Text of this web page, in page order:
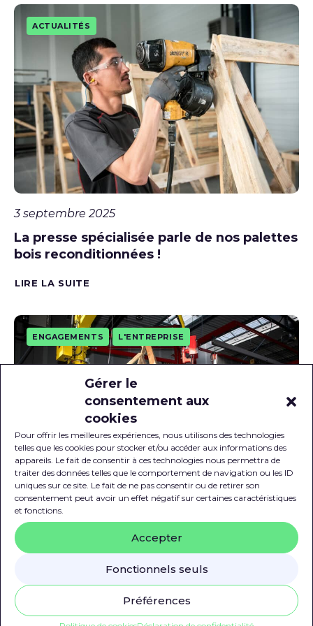
Gérer le
consentement aux
cookies
Pour offrir les meilleures expériences, nous utilisons des technologies
telles que les cookies pour stocker et/ou accéder aux informations des
appareils. Le fait de consentir à ces technologies nous permettra de
traiter des données telles que le comportement de navigation ou les ID
uniques sur ce site. Le fait de ne pas consentir ou de retirer son
consentement peut avoir un effet négatif sur certaines caractéristiques
et fonctions.
Accepter
Fonctionnels seuls
Préférences
ACTUALITÉS
3 septembre 2025
La presse spécialisée parle de nos palettes
bois reconditionnées !
LIRE LA SUITE
ENGAGEMENTS L'ENTREPRISE
7 février 2025
Aux Ateliers du Bocage, l’innovation est au
service de l’humain
Chaque emballage en bois est conçu avec
exigence, en associant durabilité, qualité et
engagement…